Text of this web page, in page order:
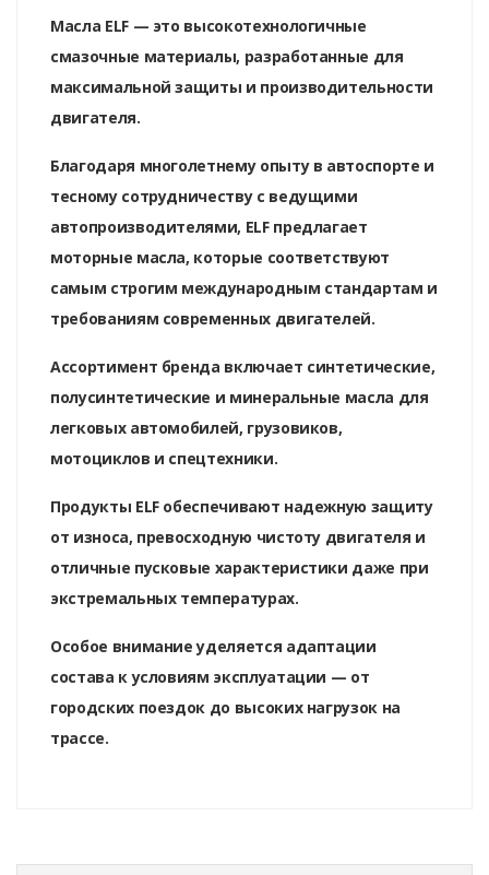
Масла ELF — это высокотехнологичные
смазочные материалы, разработанные для
максимальной защиты и производительности
двигателя.
Благодаря многолетнему опыту в автоспорте и
тесному сотрудничеству с ведущими
автопроизводителями, ELF предлагает
моторные масла, которые соответствуют
самым строгим международным стандартам и
требованиям современных двигателей.
Ассортимент бренда включает синтетические,
полусинтетические и минеральные масла для
легковых автомобилей, грузовиков,
мотоциклов и спецтехники.
Продукты ELF обеспечивают надежную защиту
от износа, превосходную чистоту двигателя и
отличные пусковые характеристики даже при
экстремальных температурах.
Особое внимание уделяется адаптации
состава к условиям эксплуатации — от
городских поездок до высоких нагрузок на
трассе.